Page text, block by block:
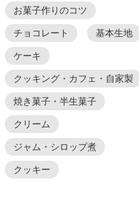
お菓子作りのコツ
チョコレート 基本生地
ケーキ
クッキング・カフェ・自家製
焼き菓子・半生菓子
クリーム
ジャム・シロップ煮
クッキー